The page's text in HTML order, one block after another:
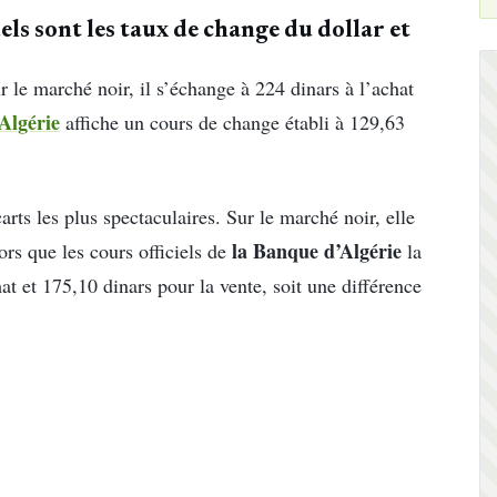
sont les taux de change du dollar et
marché noir, il s’échange à 224 dinars à l’achat
affiche un cours de change établi à 129,63
les plus spectaculaires. Sur le marché noir, elle
que les cours officiels de la Banque d’Algérie la
et 175,10 dinars pour la vente, soit une différence